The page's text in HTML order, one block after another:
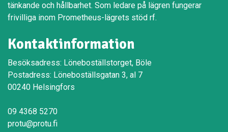
tänkande och hållbarhet. Som ledare på lägren fungerar
frivilliga inom Prometheus-lägrets stöd rf.
Kontaktinformation
Besöksadress: Löneboställstorget, Böle
Postadress: Löneboställsgatan 3, al 7
00240 Helsingfors
09 4368 5270
protu@protu.fi